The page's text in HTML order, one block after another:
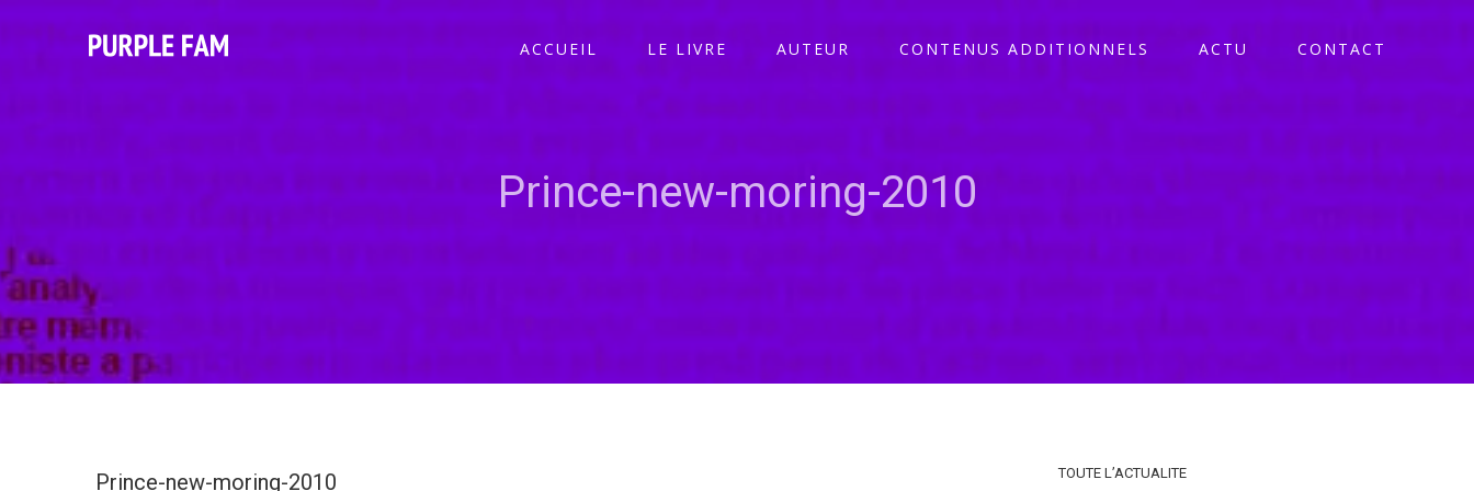
ACCUEIL LE LIVRE AUTEUR CONTENUS ADDITIONNELS ACTU CONTACT
Prince-new-moring-2010
Prince-new-moring-2010 TOUTE L’ACTUALITE